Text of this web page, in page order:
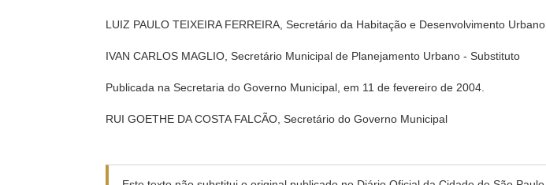
LUIZ PAULO TEIXEIRA FERREIRA, Secretário da Habitação e Desenvolvimento Urbano
IVAN CARLOS MAGLIO, Secretário Municipal de Planejamento Urbano - Substituto
Publicada na Secretaria do Governo Municipal, em 11 de fevereiro de 2004.
RUI GOETHE DA COSTA FALCÃO, Secretário do Governo Municipal